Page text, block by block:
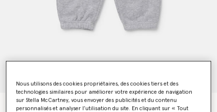
Pantalon de jogging chiné
Nous utilisons des cookies propriétaires, des cookies tiers et des
technologies similaires pour améliorer votre expérience de navigation
sur Stella McCartney, vous envoyer des publicités et du contenu
personnalisés et analyser l’utilisation du site. En cliquant sur « Tout